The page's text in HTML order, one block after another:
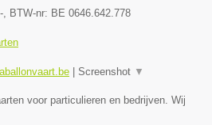
- , BTW-nr: BE 0646.642.778
| Screenshot ▼
voor particulieren en bedrijven. Wij